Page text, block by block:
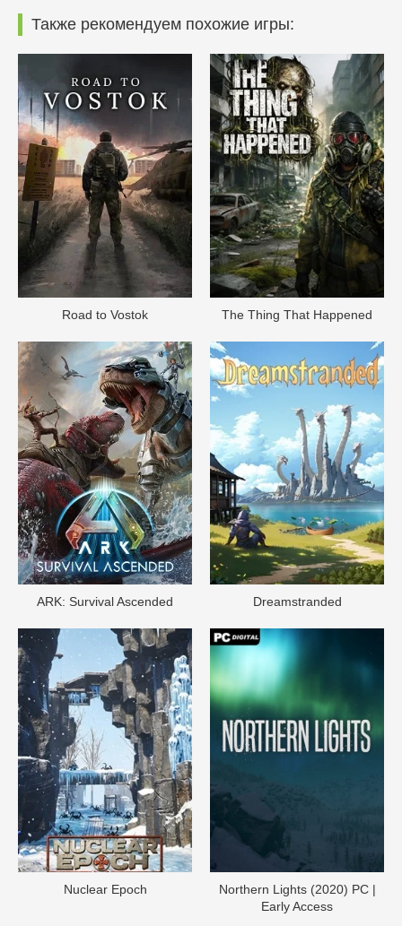
Также рекомендуем похожие игры:
Road to Vostok The Thing That Happened
ARK: Survival Ascended Dreamstranded
Nuclear Epoch
Northern Lights (2020) PC |
Early Access